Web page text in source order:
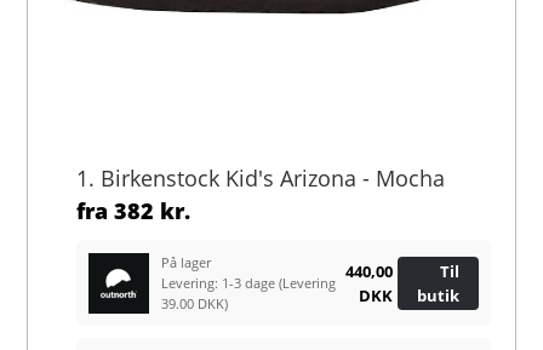
1. Birkenstock Kid's Arizona - Mocha
fra382 kr.
På lager
Levering: 1-3 dage(Levering
39.00 DKK)
440,00
DKK
Til
butik